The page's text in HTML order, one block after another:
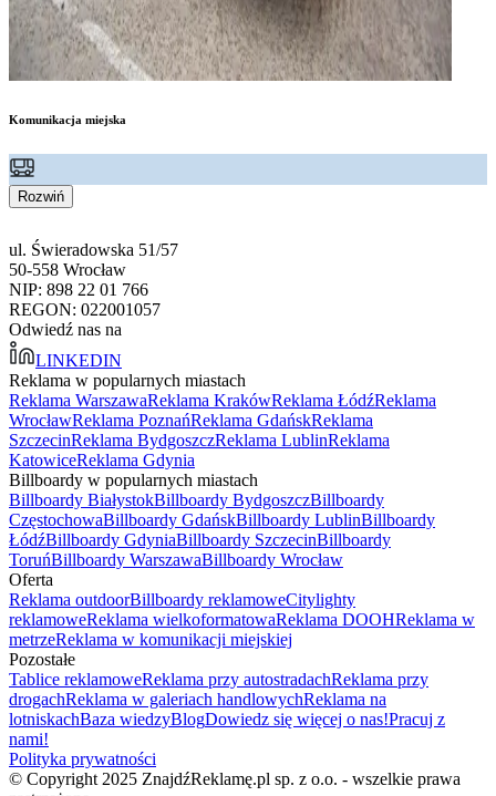
Komunikacja miejska
Rozwiń
ul. Świeradowska 51/57
50-558 Wrocław
NIP: 898 22 01 766
REGON: 022001057
Odwiedź nas na
LINKEDIN
Reklama w popularnych miastach
Reklama WarszawaReklama KrakówReklama ŁódźReklama
WrocławReklama PoznańReklama GdańskReklama
SzczecinReklama BydgoszczReklama LublinReklama
KatowiceReklama Gdynia
Billboardy w popularnych miastach
Billboardy BiałystokBillboardy BydgoszczBillboardy
CzęstochowaBillboardy GdańskBillboardy LublinBillboardy
ŁódźBillboardy GdyniaBillboardy SzczecinBillboardy
ToruńBillboardy WarszawaBillboardy Wrocław
Oferta
Reklama outdoorBillboardy reklamoweCitylighty
reklamoweReklama wielkoformatowaReklama DOOHReklama w
metrzeReklama w komunikacji miejskiej
Pozostałe
Tablice reklamoweReklama przy autostradachReklama przy
drogachReklama w galeriach handlowychReklama na
lotniskachBaza wiedzyBlogDowiedz się więcej o nas!Pracuj z
nami!
Polityka prywatności
© Copyright 2025 ZnajdźReklamę.pl sp. z o.o. - wszelkie prawa